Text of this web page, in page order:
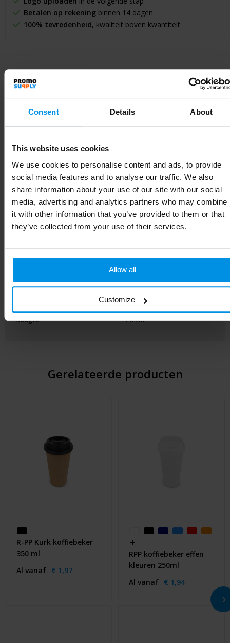
Consent Details About
This website uses cookies
We use cookies to personalise content and ads, to provide
social media features and to analyse our traffic. We also
share information about your use of our site with our social
media, advertising and analytics partners who may combine
it with other information that you’ve provided to them or that
they’ve collected from your use of their services.
Allow all
Customize
Betalen op rekeningbinnen 14 dagen
100% tevredenheid, kwaliteit boven kwantiteit
Specificaties
Specificaties
Artikelnummer 21009203
Merk
Gewicht 100 g
Materiaal PP-kunststof
8713159316435
Zwart/Rood
Hoogte 11.8 cm
Gerelateerde producten
R-PP Kurk koffiebeker
350 ml
Al vanaf € 1,97
RPP koffiebeker effen
kleuren 250ml
Al vanaf € 1,94